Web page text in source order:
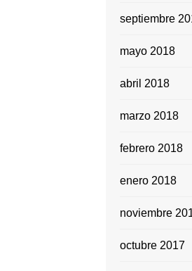
septiembre
mayo 2018
abril 2018
marzo 2018
febrero 2018
enero 2018
noviembre
octubre 2017